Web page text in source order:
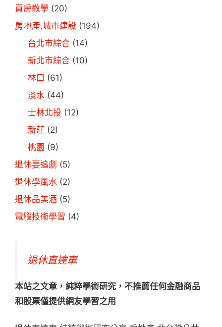
買房教學 (20)
房地產,城市建設 (194)
台北市綜合(14)
新北市綜合(10)
林口 (61)
淡水(44)
士林北投 (12)
新莊(2)
桃園 (9)
退休要追劇 (5)
退休學風水 (2)
退休品美酒 (5)
電腦技術學習 (4)
退休直達車
本站之文章，純粹學術研究，不推薦任何金融商品
和股票僅提供網友學習之用